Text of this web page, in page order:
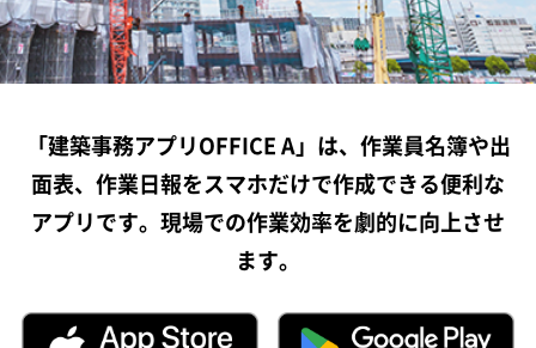
「建築事務アプリOFFICE A」は、作業員名簿や出
面表、作業日報をスマホだけで作成できる便利な
アプリです。現場での作業効率を劇的に向上させ
ます。